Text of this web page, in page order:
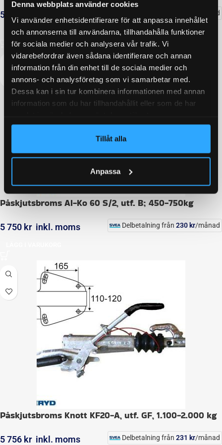
Denna webbplats använder cookies
Vi använder enhetsidentifierare för att anpassa innehållet
och annonserna till användarna, tillhandahålla funktioner
för sociala medier och analysera vår trafik. Vi
vidarebefordrar även sådana identifierare och annan
information från din enhet till de sociala medier och
annons- och analysföretag som vi samarbetar med.
Dessa kan i sin tur kombinera informationen med annan
information som du har tillhandahållit eller som de har
Tillåt alla
Anpassa
5 592 /månad
LÄGG I VARUKORG
Påskjutsbroms Al-Ko 60 S/2, utf. B; 450-750kg
5 750 kr inkl. moms Delbetalning från 230 kr/månad
Påskjutsbroms Knott KF20-A, utf. GF, 1.100-2.000 kg
5 756 kr inkl. moms Delbetalning från 231 kr/månad